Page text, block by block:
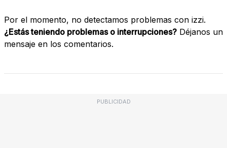
Por el momento, no detectamos problemas con izzi.
¿Estás teniendo problemas o interrupciones? Déjanos un
mensaje en los comentarios.
PUBLICIDAD